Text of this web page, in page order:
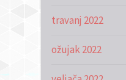
travanj 2022
ožujak 2022